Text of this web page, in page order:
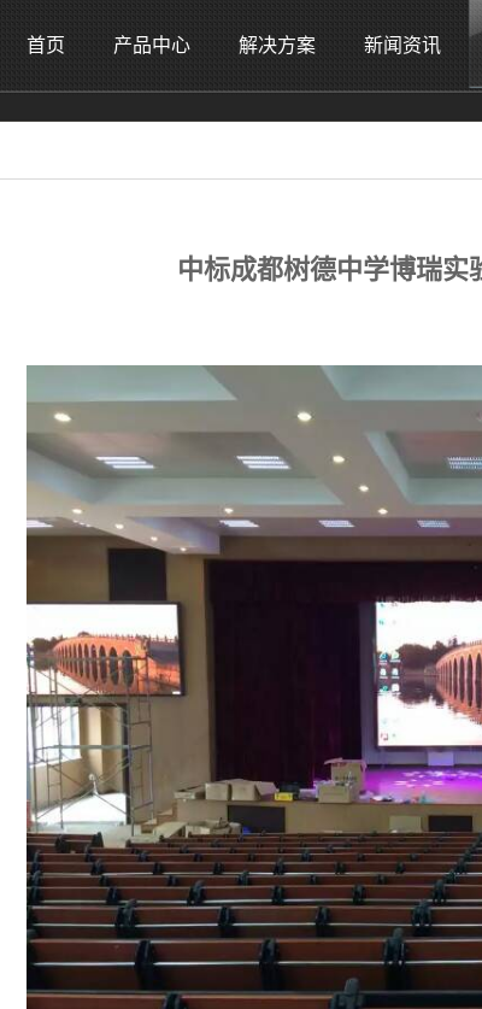
首页 产品中心 解决方案 新闻资讯
中标成都树德中学博瑞